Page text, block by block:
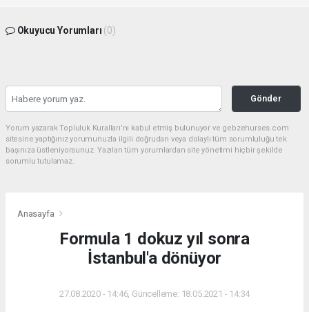
Okuyucu Yorumları (0)
Gönder
Yorum yazarak Topluluk Kuralları’nı kabul etmiş bulunuyor ve gebzehurses.com
sitesine yaptığınız yorumunuzla ilgili doğrudan veya dolaylı tüm sorumluluğu tek
başınıza üstleniyorsunuz. Yazılan tüm yorumlardan site yönetimi hiçbir şekilde
sorumlu tutulamaz.
Anasayfa
Formula 1 dokuz yıl sonra
İstanbul'a dönüyor
27.08.2020 - 14:46, Güncelleme: 18.05.2021 - 14:34